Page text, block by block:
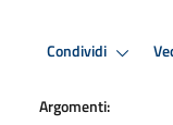
Condividi
Argomenti: